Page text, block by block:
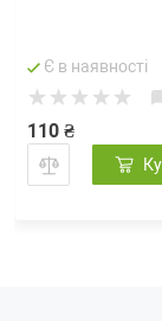
Є в наявності
110 ₴